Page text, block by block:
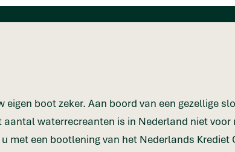
eigen boot zeker. Aan boord van een gezellige
aantal waterrecreanten is in Nederland niet
met een bootlening van het Nederlands Krediet